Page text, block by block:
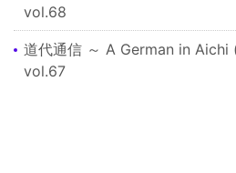
vol.68
道代通信 ～ A German in Aichi
vol.67